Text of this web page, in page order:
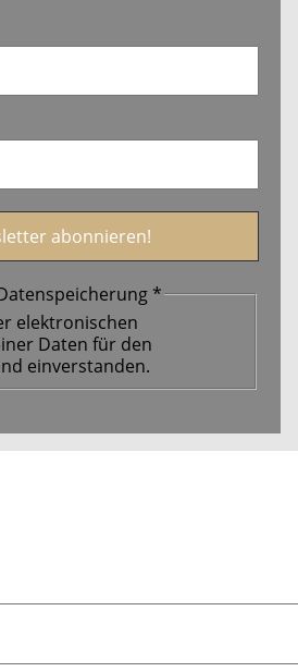
*
elektronischen
Daten für den
einverstanden.